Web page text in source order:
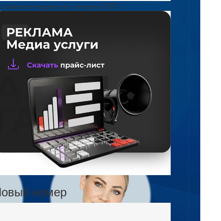
медиауслуг (открыть PDF) -
номер